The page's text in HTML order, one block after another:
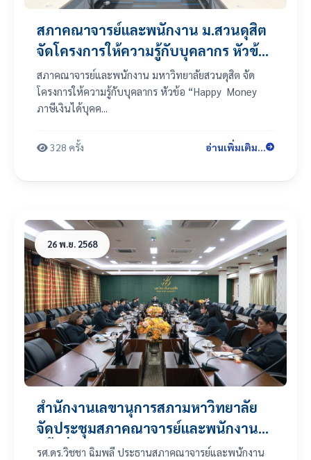
สภาคณาจารย์และพนักงาน ม.สวนดุสิต
จัดโครงการให้ความรู้กับบุคลากร หัวข้อ
“Happy Money ภาษีเงินได้บุคคล
ธรรมดา สไตล์วัยทำงาน เข้าใจง่าย ใช้ได้
จริง”
สภาคณาจารย์และพนักงาน มหาวิทยาลัยสวนดุสิต จัด
โครงการให้ความรู้กับบุคลากร หัวข้อ “Happy Money
ภาษีเงินได้บุคค...
328 ครั้ง อ่านเพิ่มเติม...
26 พ.ย. 2568
สำนักงานเลขานุการสภามหาวิทยาลัย
จัดประชุมสภาคณาจารย์และพนักงาน
ครั้งที่ 4/2568
รศ.ดร.วิชชา ฉิมพลี ประธานสภาคณาจารย์และพนักงาน